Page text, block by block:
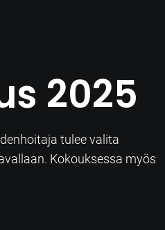
2025
tulee valita
Kokouksessa myös